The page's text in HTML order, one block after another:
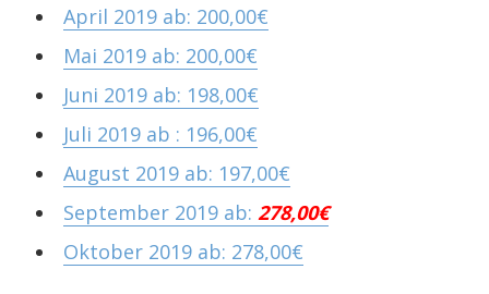
April 2019 ab: 200,00€
Mai 2019 ab: 200,00€
Juni 2019 ab: 198,00€
Juli 2019 ab : 196,00€
August 2019 ab: 197,00€
September 2019 ab: 278,00€
Oktober 2019 ab: 278,00€